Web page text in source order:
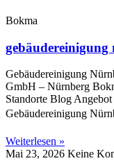
Bokma
gebäudereinigung
Gebäudereinigung
GmbH – Nürnberg
Standorte Blog Angebot
Gebäudereinigung
Weiterlesen »
Mai 23, 2026 Keine